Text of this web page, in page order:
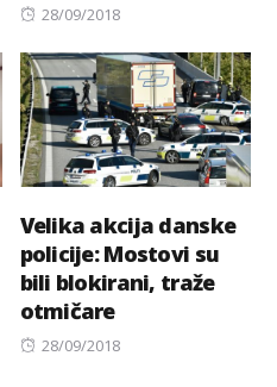
Posted
28/09/2018
Velika akcija danske
policije: Mostovi su
bili blokirani, traže
otmičare
Posted
28/09/2018